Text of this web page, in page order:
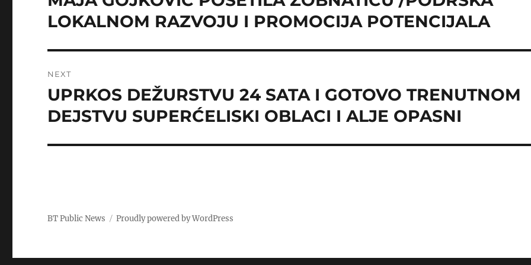
post:
LOKALNOM RAZVOJU I PROMOCIJA POTENCIJALA
NEXT
Next
post:
UPRKOS DEŽURSTVU 24 SATA I GOTOVO TRENUTNOM
DEJSTVU SUPERĆELISKI OBLACI I ALJE OPASNI
BT Public News Proudly powered by WordPress